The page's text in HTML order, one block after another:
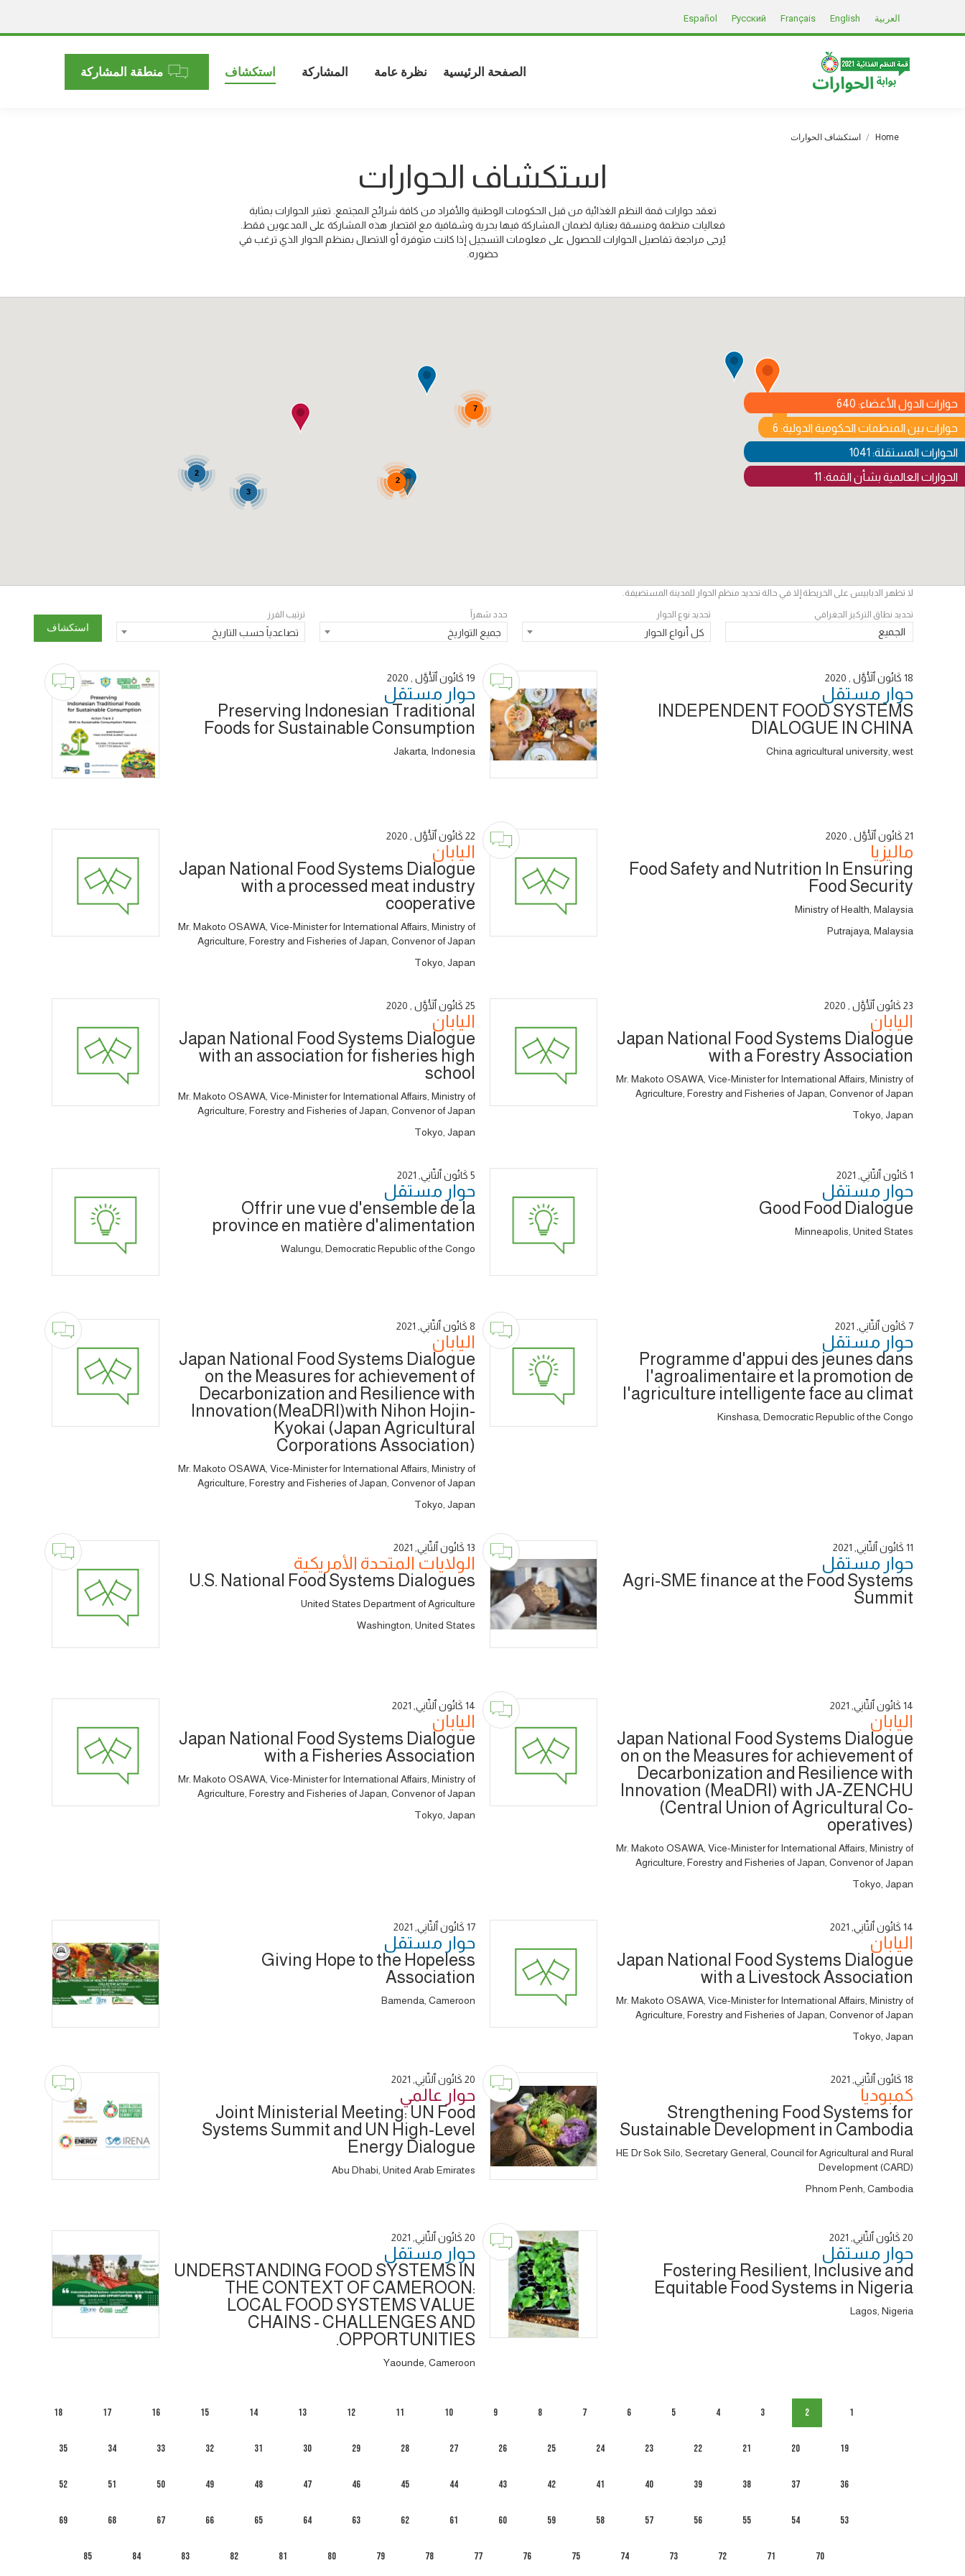
العربية English
Français
Русский
Español
الصفحة الرئيسية نظرة عامة المشاركة استكشاف منطقة المشاركة
You are here:
Home استكشاف الحوارات
استكشاف الحوارات
تعقد حوارات قمة النظم الغذائية من قبل الحكومات الوطنية والأفراد من كافة شرائح المجتمع. تعتبر الحوارات بمثابة
فعاليات منظمة ومنسقة بعناية لضمان المشاركة فيها بحرية وشفافية مع اقتصار هذه المشاركة على المدعوين فقط.
يُرجى مراجعة تفاصيل الحوارات للحصول على معلومات التسجيل إذا كانت متوفرة أو الاتصال بمنظم الحوار الذي ترغب في
حضوره.
حوارات الدول الأعضاء: 640
حوارات بين المنظمات الحكومية الدولية: 6
الحوارات المستقلة: 1041
الحوارات العالمية بشأن القمة: 11
3
2
2
7
لا تظهر الدبابيس على الخريطة إلا في حالة تحديد منظم الحوار للمدينة المستضيفة.
تحديد نطاق التركيز الجغرافي
الجميع
تحديد نوع الحوار
كل أنواع الحوار
حدد شهراً
جميع التواريخ
ترتيب الفرز
تصاعدياً حسب التاريخ
18 كَانُون ٱلْأَوَّل , 2020
حوار ‎مستقل
INDEPENDENT FOOD SYSTEMS
DIALOGUE IN CHINA
China agricultural university, west
19 كَانُون ٱلْأَوَّل , 2020
حوار ‎مستقل
Preserving Indonesian Traditional
Foods for Sustainable Consumption
Jakarta, Indonesia
21 كَانُون ٱلْأَوَّل , 2020
ماليزيا
Food Safety and Nutrition In Ensuring
Food Security
Ministry of Health, Malaysia
Putrajaya, Malaysia
22 كَانُون ٱلْأَوَّل , 2020
اليابان
Japan National Food Systems Dialogue
with a processed meat industry
cooperative
Mr. Makoto OSAWA, Vice-Minister for International Affairs, Ministry of
Agriculture, Forestry and Fisheries of Japan, Convenor of Japan
Tokyo, Japan
23 كَانُون ٱلْأَوَّل , 2020
اليابان
Japan National Food Systems Dialogue
with a Forestry Association
Mr. Makoto OSAWA, Vice-Minister for International Affairs, Ministry of
Agriculture, Forestry and Fisheries of Japan, Convenor of Japan
Tokyo, Japan
25 كَانُون ٱلْأَوَّل , 2020
اليابان
Japan National Food Systems Dialogue
with an association for fisheries high
school
Mr. Makoto OSAWA, Vice-Minister for International Affairs, Ministry of
Agriculture, Forestry and Fisheries of Japan, Convenor of Japan
Tokyo, Japan
1 كَانُون ٱلثَّانِي, 2021
حوار ‎مستقل
Good Food Dialogue
Minneapolis, United States
5 كَانُون ٱلثَّانِي, 2021
حوار ‎مستقل
Offrir une vue d'ensemble de la
province en matière d'alimentation
Walungu, Democratic Republic of the Congo
7 كَانُون ٱلثَّانِي, 2021
حوار ‎مستقل
Programme d'appui des jeunes dans
l'agroalimentaire et la promotion de
l'agriculture intelligente face au climat
Kinshasa, Democratic Republic of the Congo
8 كَانُون ٱلثَّانِي, 2021
اليابان
Japan National Food Systems Dialogue
on the Measures for achievement of
Decarbonization and Resilience with
Innovation(MeaDRI)with Nihon Hojin-
Kyokai (Japan Agricultural
Corporations Association)
Mr. Makoto OSAWA, Vice-Minister for International Affairs, Ministry of
Agriculture, Forestry and Fisheries of Japan, Convenor of Japan
Tokyo, Japan
11 كَانُون ٱلثَّانِي, 2021
حوار ‎مستقل
Agri-SME finance at the Food Systems
Summit
13 كَانُون ٱلثَّانِي, 2021
الولايات المتحدة الأمريكية
U.S. National Food Systems Dialogues
United States Department of Agriculture
Washington, United States
14 كَانُون ٱلثَّانِي, 2021
اليابان
Japan National Food Systems Dialogue
on on the Measures for achievement of
Decarbonization and Resilience with
Innovation (MeaDRI) with JA-ZENCHU
(Central Union of Agricultural Co-
operatives)
Mr. Makoto OSAWA, Vice-Minister for International Affairs, Ministry of
Agriculture, Forestry and Fisheries of Japan, Convenor of Japan
Tokyo, Japan
14 كَانُون ٱلثَّانِي, 2021
اليابان
Japan National Food Systems Dialogue
with a Fisheries Association
Mr. Makoto OSAWA, Vice-Minister for International Affairs, Ministry of
Agriculture, Forestry and Fisheries of Japan, Convenor of Japan
Tokyo, Japan
14 كَانُون ٱلثَّانِي, 2021
اليابان
Japan National Food Systems Dialogue
with a Livestock Association
Mr. Makoto OSAWA, Vice-Minister for International Affairs, Ministry of
Agriculture, Forestry and Fisheries of Japan, Convenor of Japan
Tokyo, Japan
17 كَانُون ٱلثَّانِي, 2021
حوار ‎مستقل
Giving Hope to the Hopeless
Association
Bamenda, Cameroon
18 كَانُون ٱلثَّانِي, 2021
كمبوديا
Strengthening Food Systems for
Sustainable Development in Cambodia
HE Dr Sok Silo, Secretary General, Council for Agricultural and Rural
Development (CARD)
Phnom Penh, Cambodia
20 كَانُون ٱلثَّانِي, 2021
حوار ‎عالمي
Joint Ministerial Meeting: UN Food
Systems Summit and UN High-Level
Energy Dialogue
Abu Dhabi, United Arab Emirates
20 كَانُون ٱلثَّانِي, 2021
حوار ‎مستقل
Fostering Resilient, Inclusive and
Equitable Food Systems in Nigeria
Lagos, Nigeria
20 كَانُون ٱلثَّانِي, 2021
حوار ‎مستقل
UNDERSTANDING FOOD SYSTEMS IN
THE CONTEXT OF CAMEROON:
LOCAL FOOD SYSTEMS VALUE
CHAINS - CHALLENGES AND
OPPORTUNITIES.
Yaounde, Cameroon
1
2
3
4
5
6
7
8
9
10
11
12
13
14
15
16
17
18
19
20
21
22
23
24
25
26
27
28
29
30
31
32
33
34
35
36
37
38
39
40
41
42
43
44
45
46
47
48
49
50
51
52
53
54
55
56
57
58
59
60
61
62
63
64
65
66
67
68
69
70
71
72
73
74
75
76
77
78
79
80
81
82
83
84
85